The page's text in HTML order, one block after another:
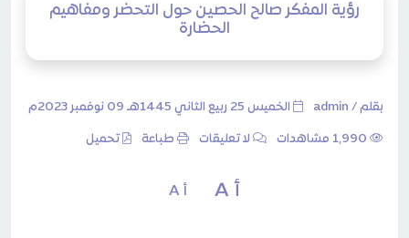
رؤية المفكر صالح الحصين حول التحضر ومفاهيم
الحضارة
بقلم / admin الخميس 25 ربيع الثاني 1445هـ 09 نوفمبر 2023م
لا تعليقات طباعة تحميل
أ A أ A